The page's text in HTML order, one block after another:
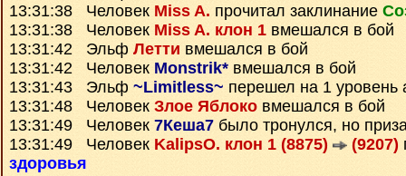
13:31:38 Человек Miss A. прочитал заклинание
13:31:38 Человек Miss A. клон 1 вмешался в бой
13:31:42 Эльф Летти вмешался в бой
13:31:42 Человек Monstrik* вмешался в бой
13:31:43 Эльф ~Limitless~ перешел на 1 уровень
13:31:48 Человек Злое Яблоко вмешался в бой
13:31:49 Человек 7Кеша7 было тронулся, но
13:31:49 Человек KalipsO. клон 1 (8875) (9207)
здоровья